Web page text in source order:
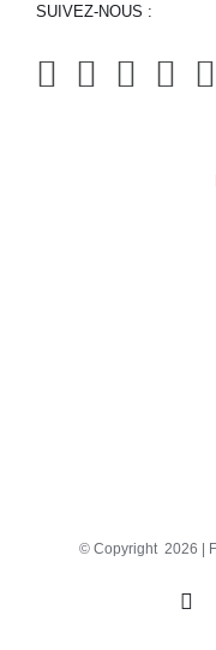
SUIVEZ-NOUS :
© Copyright 2026 |